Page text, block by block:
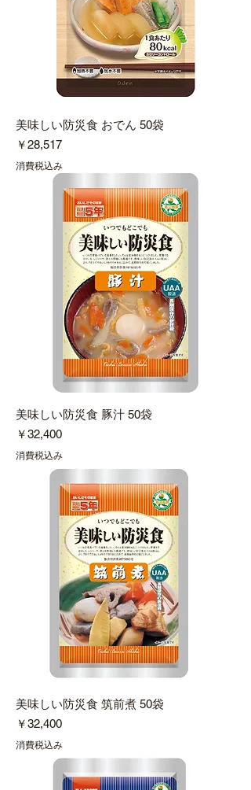
美味しい防災食 おでん 50袋
価格
￥28,517
消費税込み
美味しい防災食 豚汁 50袋
価格
￥32,400
消費税込み
美味しい防災食 筑前煮 50袋
価格
￥32,400
消費税込み